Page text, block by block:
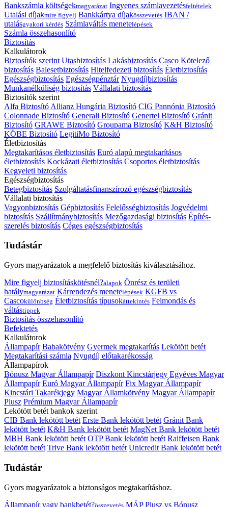
Bankszámla költségekmagyarázat Ingyenes számlavezetésfeltételek
Utalási díjakmire figyelj Bankkártya díjakösszevetés IBAN /
utalásgyakori kérdés Számlaváltás menetelépések
Számla összehasonlító
Biztosítás
Kalkulátorok
Biztosítók szerint Utasbiztosítás Lakásbiztosítás Casco Kötelező
biztosítás Balesetbiztosítás Hitelfedezeti biztosítás Életbiztosítás
Egészségbiztosítás Egészségpénztár Nyugdíjbiztosítás
Munkanélküliség biztosítás Vállalati biztosítás
Biztosítók szerint
Alfa Biztosító Allianz Hungária Biztosító CIG Pannónia Biztosító
Colonnade Biztosító Generali Biztosító Genertel Biztosító Gránit
Biztosító GRAWE Biztosító Groupama Biztosító K&H Biztosító
KÖBE Biztosító LegitiMo Biztosító
Életbiztosítás
Megtakarításos életbiztosítás Euró alapú megtakarításos
életbiztosítás Kockázati életbiztosítás Csoportos életbiztosítás
Kegyeleti biztosítás
Egészségbiztosítás
Betegbiztosítás Szolgáltatásfinanszírozó egészségbiztosítás
Vállalati biztosítás
Vagyonbiztosítás Gépbiztosítás Felelősségbiztosítás Jogvédelmi
biztosítás Szállítmánybiztosítás Mezőgazdasági biztosítás Építés-
szerelés biztosítás Céges egészségbiztosítás
Tudástár
Gyors magyarázatok a megfelelő biztosítás kiválasztásához.
Mire figyelj biztosításkötésnél?alapok Önrész és területi
hatálymagyarázat Kárrendezés menetelépések KGFB vs
Cascokülönbség Életbiztosítás típusokáttekintés Felmondás és
váltástippek
Biztosítás összehasonlító
Befektetés
Kalkulátorok
Állampapír Babakötvény Gyermek megtakarítás Lekötött betét
Megtakarítási számla Nyugdíj előtakarékosság
Állampapírok
Bónusz Magyar Állampapír Diszkont Kincstárjegy Egyéves Magyar
Állampapír Euró Magyar Állampapír Fix Magyar Állampapír
Kincstári Takarékjegy Magyar Államkötvény Magyar Állampapír
Plusz Prémium Magyar Állampapír
Lekötött betét bankok szerint
CIB Bank lekötött betét Erste Bank lekötött betét Gránit Bank
lekötött betét K&H Bank lekötött betét MagNet Bank lekötött betét
MBH Bank lekötött betét OTP Bank lekötött betét Raiffeisen Bank
lekötött betét Trive Bank lekötött betét Unicredit Bank lekötött betét
Tudástár
Gyors magyarázatok a biztonságos megtakarításhoz.
Állampapír vagy bankbetét?összevetés MÁP Plusz vs Bónusz